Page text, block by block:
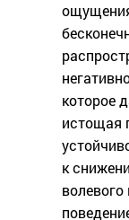
которое
истощая
к